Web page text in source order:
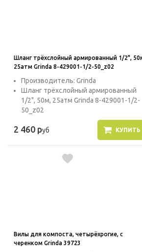
Шланг трёхслойный армированный 1/2",
25атм Grinda 8-429001-1/2-50_z02
Производитель: Grinda
Шланг трёхслойный армированный
1/2", 50м, 25атм Grinda 8-429001-1/2-
50_z02
2 460 руб КУПИТЬ
Вилы для компоста, четырёхрогие, с
черенком Grinda 39723